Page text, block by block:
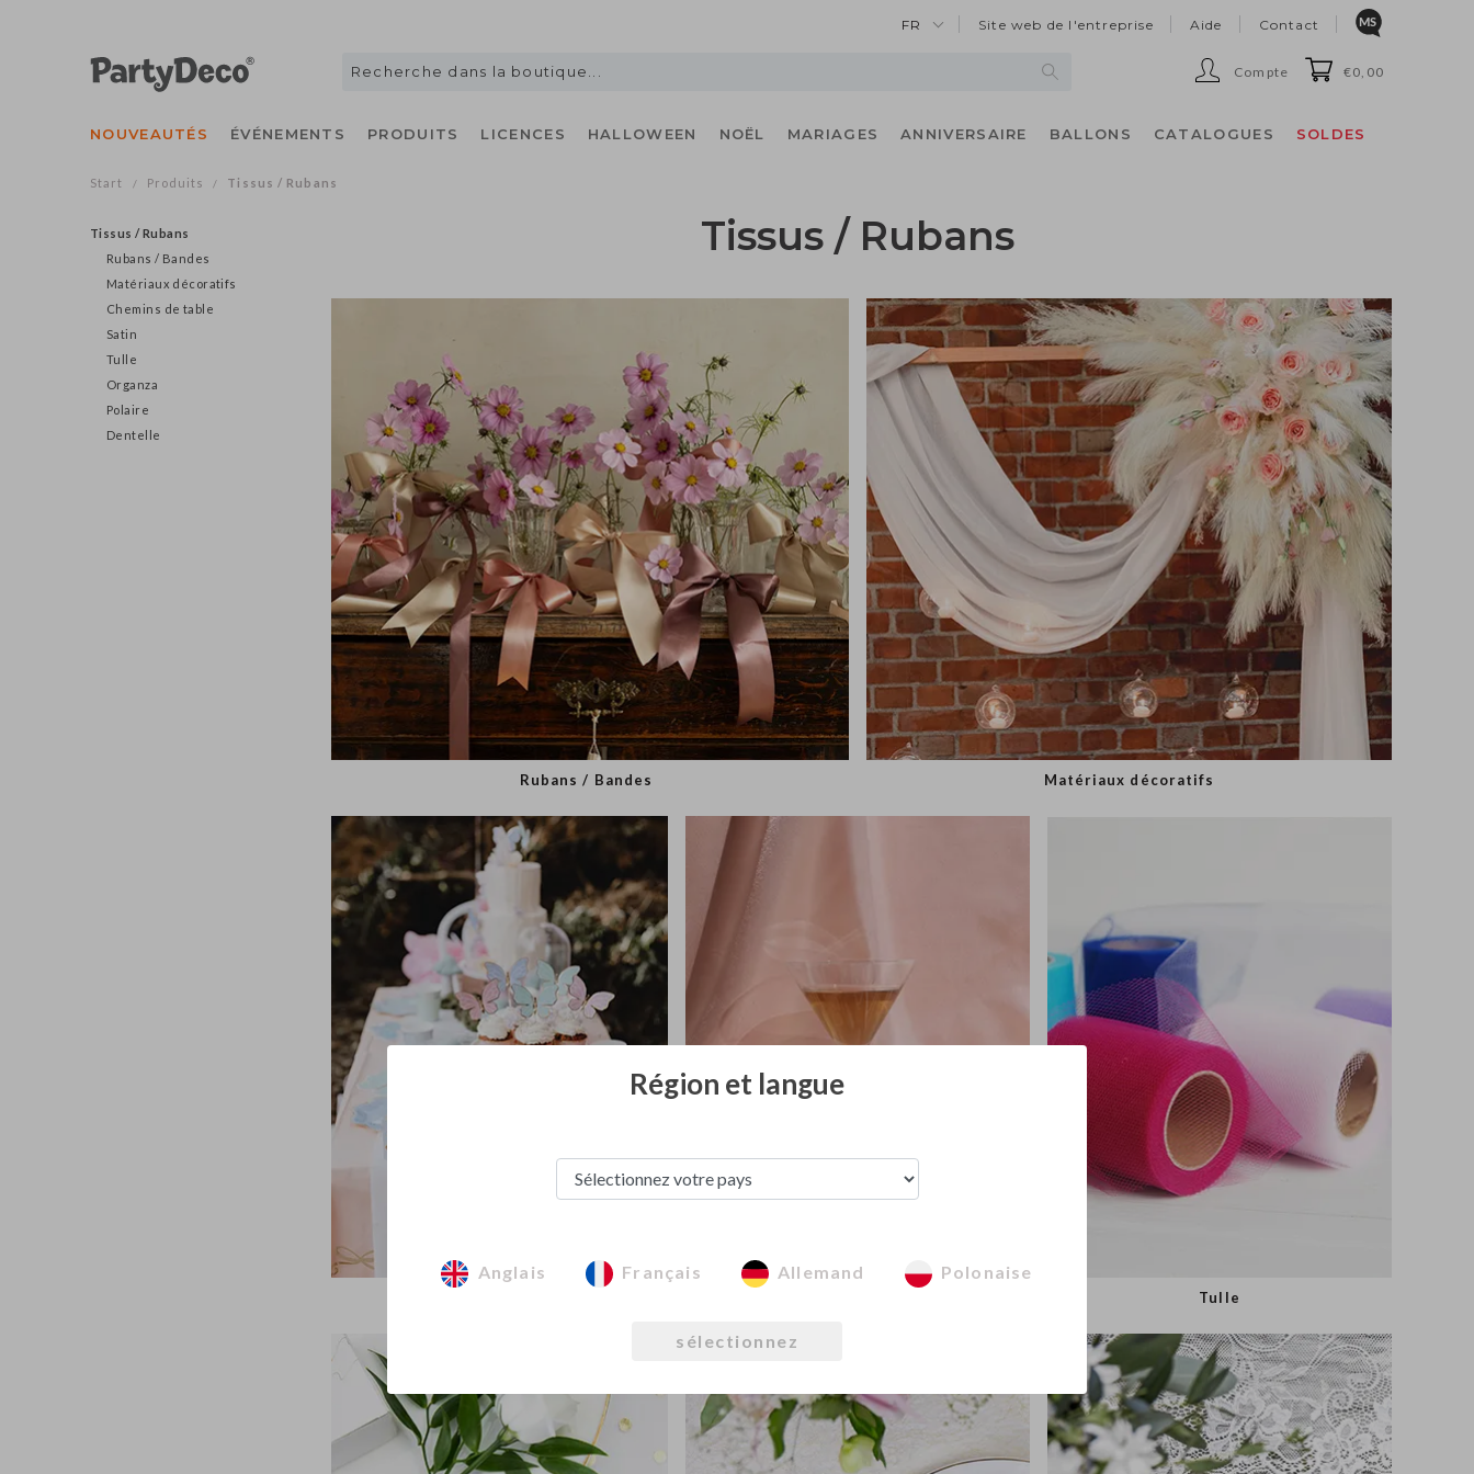
FR Site web de l'entreprise Aide Contact
Compte €0,00
NOUVEAUTÉS ÉVÉNEMENTS PRODUITS LICENCES HALLOWEEN NOËL MARIAGES ANNIVERSAIRE BALLONS CATALOGUES SOLDES
Start / Produits / Tissus / Rubans
Tissus / Rubans
Rubans / Bandes
Matériaux décoratifs
Chemins de table
Satin
Tulle
Organza
Polaire
Dentelle
Tissus / Rubans
Rubans / Bandes Matériaux décoratifs
Tulle
Région et langue
Anglais Français Allemand Polonaise
sélectionnez